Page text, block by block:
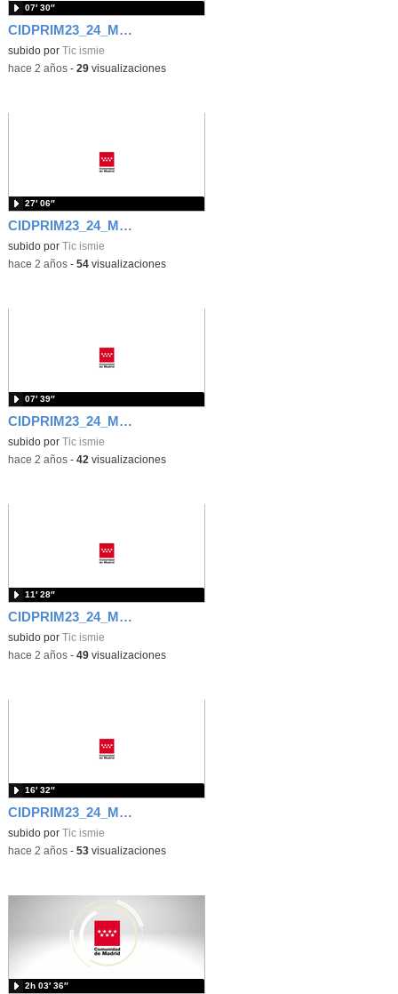
CIDPRIM23_24_M2_4.3. Ángel Soria_Respuesta ante el conflicto
subido por Tic ismie
07′ 30″
-hace 2 años- 29visualizaciones
CIDPRIM23_24_M2_3.3. Isabel Torija_Acoso I
subido por Tic ismie
27′ 06″
-hace 2 años- 54visualizaciones
CIDPRIM23_24_M2_3.1. Alfonso Villarán_Tutor
subido por Tic ismie
07′ 39″
-hace 2 años- 42 visualizaciones
CIDPRIM23_24_M2_2.1. Susana Rodríguez_Marco Convivencia
subido por Tic ismie
11′ 28″
-hace 2 años- 49visualizaciones
CIDPRIM23_24_M2_1.1. José María Lozano_Normativa reguladora centros
subido por Tic ismie
16′ 32″
-hace 2 años- 53visualizaciones
2h 03′ 36″